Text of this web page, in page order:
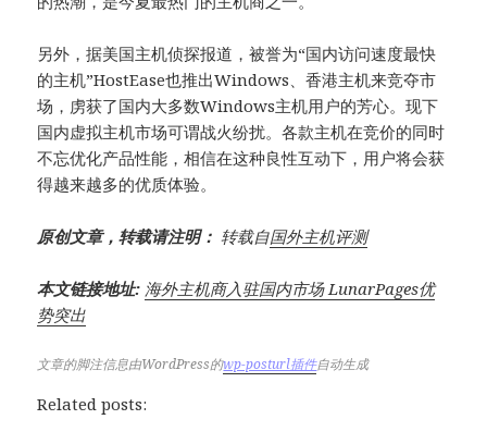
另外，据美国主机侦探报道，被誉为“国内访问速度最快
的主机”HostEase也推出Windows、香港主机来竞夺市
场，虏获了国内大多数Windows主机用户的芳心。现下
国内虚拟主机市场可谓战火纷扰。各款主机在竞价的同时
不忘优化产品性能，相信在这种良性互动下，用户将会获
得越来越多的优质体验。
原创文章，转载请注明： 转载自国外主机评测
本文链接地址: 海外主机商入驻国内市场 LunarPages优
势突出
文章的脚注信息由WordPress的wp-posturl插件自动生成
Related posts: